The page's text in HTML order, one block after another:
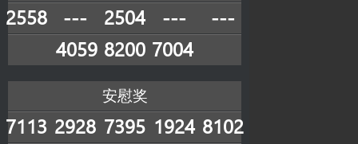
2558
--- 2504 ---
---
4059 8200 7004
安慰奖
7113 2928 7395 1924 8102